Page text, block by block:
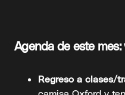
Agenda de este
Regreso a clases/